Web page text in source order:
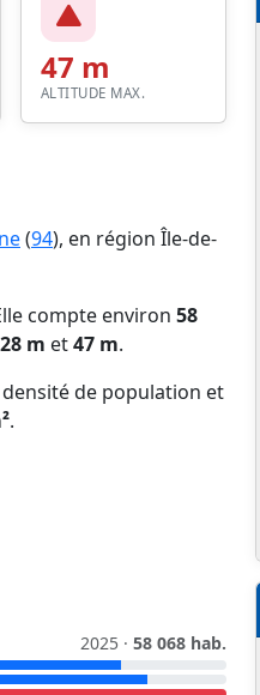
47 m
ALTITUDE MAX.
(94), en région Île-de-
compte environ 58
28 m et47 m.
de population et
.
2025 · 58 068 hab.